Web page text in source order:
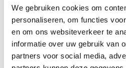
We gebruiken cookies om
personaliseren, om functies
en om ons websiteverkeer te
informatie over uw gebruik van
partners voor social media,
FUSSRING ?